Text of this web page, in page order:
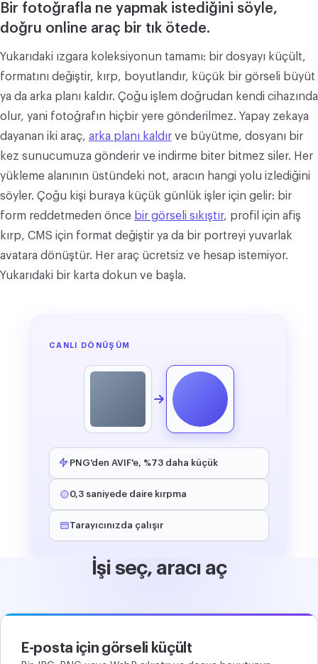
Bir fotoğrafla ne yapmak istediğini söyle,
doğru online araç bir tık ötede.
Yukarıdaki ızgara koleksiyonun tamamı: bir dosyayı küçült,
formatını değiştir, kırp, boyutlandır, küçük bir görseli büyüt
ya da arka planı kaldır. Çoğu işlem doğrudan kendi cihazında
olur, yani fotoğrafın hiçbir yere gönderilmez. Yapay zekaya
dayanan iki araç, arka planı kaldır ve büyütme, dosyanı bir
kez sunucumuza gönderir ve indirme biter bitmez siler. Her
yükleme alanının üstündeki not, aracın hangi yolu izlediğini
söyler. Çoğu kişi buraya küçük günlük işler için gelir: bir
form reddetmeden önce bir görseli sıkıştır, profil için afiş
kırp, CMS için format değiştir ya da bir portreyi yuvarlak
avatara dönüştür. Her araç ücretsiz ve hesap istemiyor.
Yukarıdaki bir karta dokun ve başla.
CANLI DÖNÜŞÜM
PNG'den AVIF'e, %73 daha küçük
0,3 saniyede daire kırpma
Tarayıcınızda çalışır
İşi seç, aracı aç
E-posta için görseli küçült